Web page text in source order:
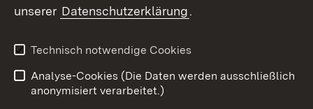
Youtube
Impressum
Kontakt
unserer Datenschutzerklärung.
Technisch notwendige Cookies
Analyse-Cookies (Die Daten werden ausschließlich
anonymisiert verarbeitet.)